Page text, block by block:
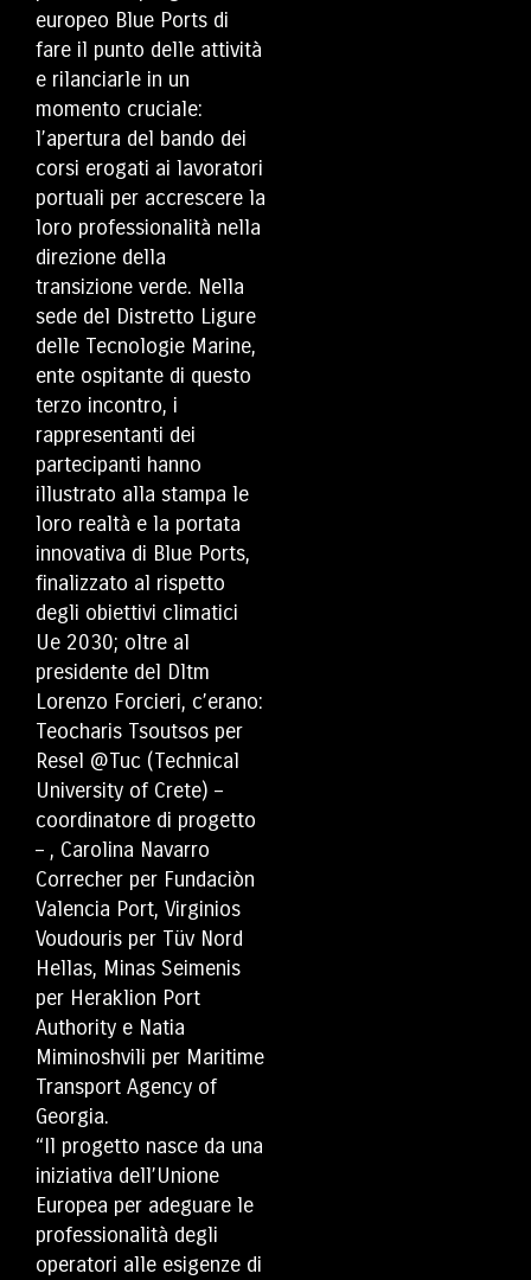
europeo Blue Ports di
fare il punto delle attività
e rilanciarle in un
momento cruciale:
l’apertura del bando dei
corsi erogati ai lavoratori
portuali per accrescere la
loro professionalità nella
direzione della
transizione verde. Nella
sede del Distretto Ligure
delle Tecnologie Marine,
ente ospitante di questo
terzo incontro, i
rappresentanti dei
partecipanti hanno
illustrato alla stampa le
loro realtà e la portata
innovativa di Blue Ports,
finalizzato al rispetto
degli obiettivi climatici
Ue 2030; oltre al
presidente del Dltm
Lorenzo Forcieri, c’erano:
Teocharis Tsoutsos per
Resel @Tuc (Technical
University of Crete) –
coordinatore di progetto
– , Carolina Navarro
Correcher per Fundaciòn
Valencia Port, Virginios
Voudouris per Tüv Nord
Hellas, Minas Seimenis
per Heraklion Port
Authority e Natia
Miminoshvili per Maritime
Transport Agency of
Georgia.
“Il progetto nasce da una
iniziativa dell’Unione
Europea per adeguare le
professionalità degli
operatori alle esigenze di